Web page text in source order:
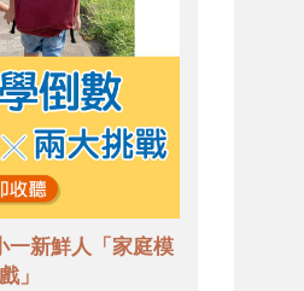
一新鮮人「家庭模
」